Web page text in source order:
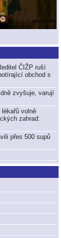
ČIŽP ruší
obchod s
zvyšuje, varují
volně
zahrad:
přes 500 supů